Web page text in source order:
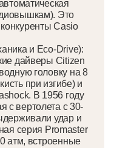
Это
Casio
и Eco-Drive):
дайверы Citizen
головку на 8
при изгибе) и
В 1956 году
с вертолета с 30-
удар и
серия Promaster
атм, встроенные